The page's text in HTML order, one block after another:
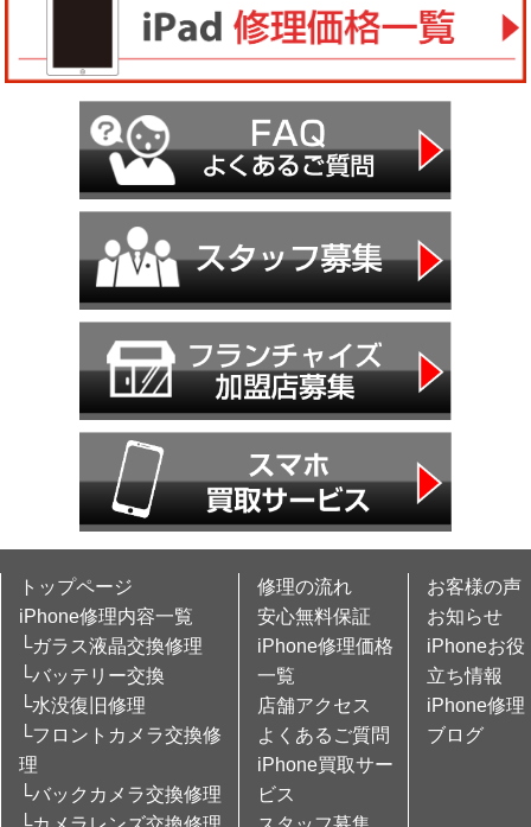
トップページ
iPhone修理内容一覧
└ガラス液晶交換修理
└バッテリー交換
└水没復旧修理
└フロントカメラ交換修
理
└バックカメラ交換修理
修理の流れ
安心無料保証
iPhone修理価格
一覧
店舗アクセス
よくあるご質問
iPhone買取サー
ビス
お客様の声
お知らせ
iPhoneお役
立ち情報
iPhone修理
ブログ